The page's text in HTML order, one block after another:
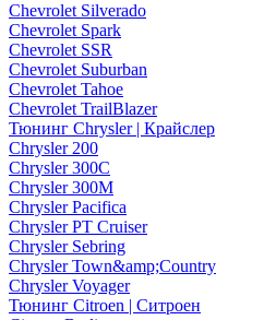
Chevrolet Silverado
Chevrolet Spark
Chevrolet SSR
Chevrolet Suburban
Chevrolet Tahoe
Chevrolet TrailBlazer
Тюнинг Chrysler | Крайслер
Chrysler 200
Chrysler 300C
Chrysler 300M
Chrysler Pacifica
Chrysler PT Cruiser
Chrysler Sebring
Chrysler Town&amp;Country
Chrysler Voyager
Тюнинг Citroen | Ситроен